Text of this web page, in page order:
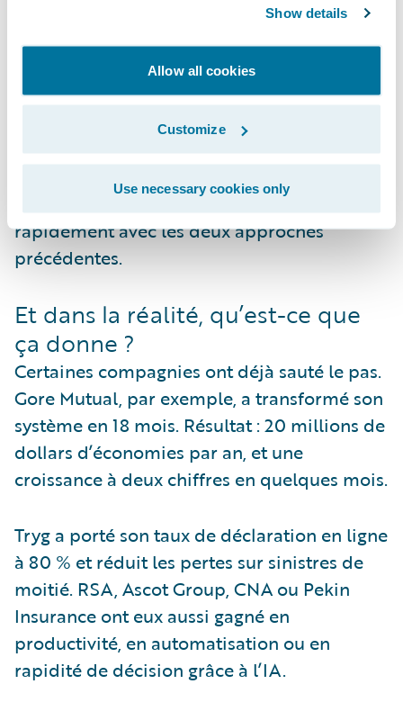
Show details
Allow all cookies
Customize
Use necessary cookies only
interconnectées, ces plateformes offrent des
mises à jour continues, une meilleure
exploitation des données et, surtout, une
capacité à innover plus rapidement pour
accélérer le go-to-market. La transformation
est plus radicale, mais elle ouvre la voie à
des gains métiers, bien au-delà des seuls
bénéfices informatiques, inaccessibles
rapidement avec les deux approches
précédentes.
Et dans la réalité, qu’est-ce que
ça donne ?
Certaines compagnies ont déjà sauté le pas.
Gore Mutual, par exemple, a transformé son
système en 18 mois. Résultat : 20 millions de
dollars d’économies par an, et une
croissance à deux chiffres en quelques mois.
Tryg a porté son taux de déclaration en ligne
à 80 % et réduit les pertes sur sinistres de
moitié. RSA, Ascot Group, CNA ou Pekin
Insurance ont eux aussi gagné en
productivité, en automatisation ou en
rapidité de décision grâce à l’IA.